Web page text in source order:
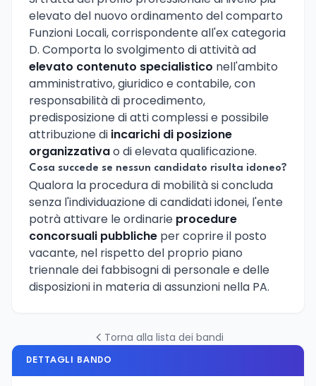
elevato del nuovo ordinamento del comparto
Funzioni Locali, corrispondente all'ex categoria
D. Comporta lo svolgimento di attività ad
elevato contenuto specialistico nell'ambito
amministrativo, giuridico e contabile, con
responsabilità di procedimento,
predisposizione di atti complessi e possibile
attribuzione di incarichi di posizione
organizzativao di elevata qualificazione.
Cosa succede se nessun candidato risulta idoneo?
Qualora la procedura di mobilità si concluda
senza l'individuazione di candidati idonei, l'ente
potrà attivare le ordinarie procedure
concorsuali pubbliche per coprire il posto
vacante, nel rispetto del proprio piano
triennale dei fabbisogni di personale e delle
disposizioni in materia di assunzioni nella PA.
Torna alla lista dei bandi
DETTAGLI BANDO